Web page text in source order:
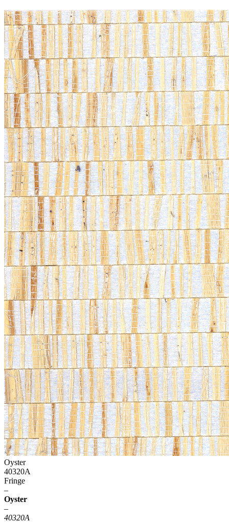
Oyster
40320A
Fringe
–
Oyster
–
40320A